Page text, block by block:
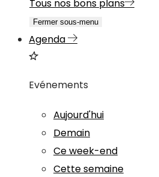
Tous nos bons plans
Fermer sous-menu
Agenda
Evénements
Aujourd'hui
Demain
Ce week-end
Cette semaine